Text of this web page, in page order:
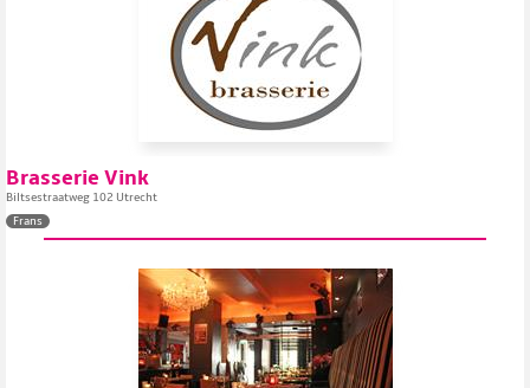
Brasserie Vink
Biltsestraatweg 102 Utrecht
Frans